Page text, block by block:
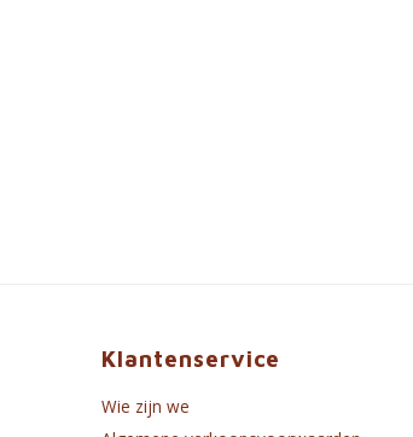
Klantenservice
Wie zijn we